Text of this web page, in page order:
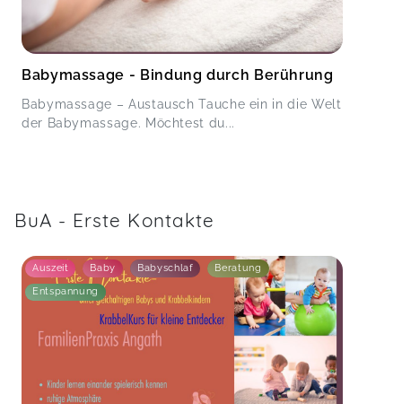
Babymassage - Bindung durch Berührung
Babymassage – Austausch Tauche ein in die Welt
der Babymassage. Möchtest du...
BuA - Erste Kontakte
Auszeit Baby Babyschlaf Beratung
Entspannung